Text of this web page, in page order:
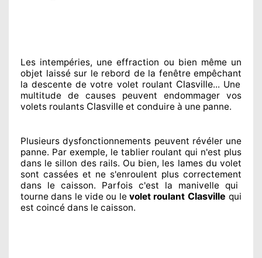
Les intempéries, une effraction ou bien même un
objet laissésur le rebord de la fenêtre empêchant
la descente de votre volet roulant Clasville... Une
multitude de causes peuvent endommager vos
volets roulants Clasville et conduire à une panne.
Plusieurs dysfonctionnements peuvent révélerune
panne. Par exemple, le tablier roulant qui n'est plus
dans le sillon des rails. Ou bien, les lames du volet
sont cassées et ne s'enroulent plus correctement
dans le caisson. Parfois c'est la manivelle qui
tourne dans le vide ou le volet roulant Clasville qui
est coincé dans le caisson.